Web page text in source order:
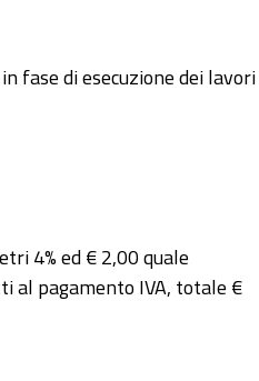
fase di esecuzione dei lavori
4% ed € 2,00 quale
al pagamento IVA, totale €